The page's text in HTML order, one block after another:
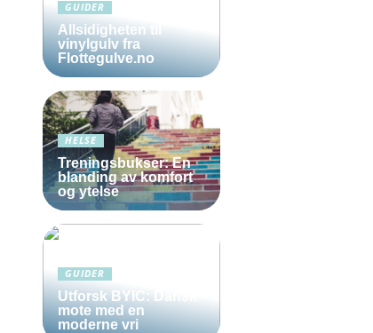
GUIDER
Allsidigheten til
vinylgulv fra
Flottegulve.no
HELSE
Treningsbukser: En
blanding av komfort
og ytelse
GUIDER
Utforsk BYIC: Dansk
mote med en
moderne vri